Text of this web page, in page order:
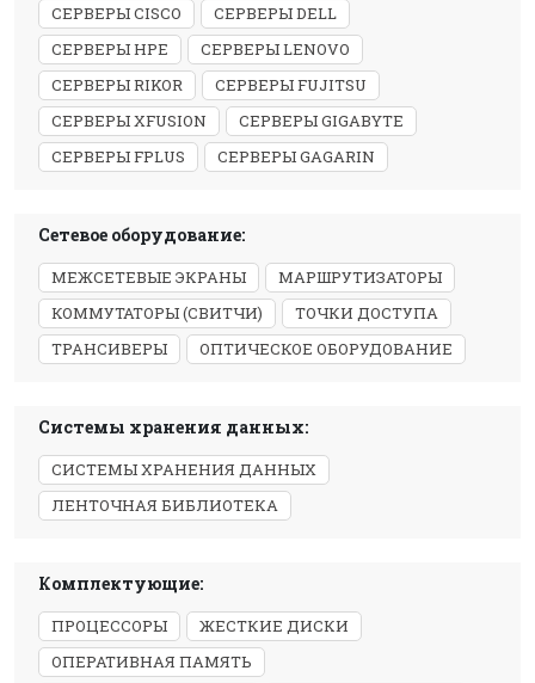
СЕРВЕРЫ CISCO
СЕРВЕРЫ DELL
СЕРВЕРЫ HPE
СЕРВЕРЫ LENOVO
СЕРВЕРЫ RIKOR
СЕРВЕРЫ FUJITSU
СЕРВЕРЫ XFUSION
СЕРВЕРЫ GIGABYTE
СЕРВЕРЫ FPLUS
СЕРВЕРЫ GAGARIN
Сетевое оборудование:
МЕЖСЕТЕВЫЕ ЭКРАНЫ
МАРШРУТИЗАТОРЫ
КОММУТАТОРЫ (СВИТЧИ)
ТОЧКИ ДОСТУПА
ТРАНСИВЕРЫ
ОПТИЧЕСКОЕ ОБОРУДОВАНИЕ
Системы хранения данных:
СИСТЕМЫ ХРАНЕНИЯ ДАННЫХ
ЛЕНТОЧНАЯ БИБЛИОТЕКА
Комплектующие:
ПРОЦЕССОРЫ
ЖЕСТКИЕ ДИСКИ
ОПЕРАТИВНАЯ ПАМЯТЬ